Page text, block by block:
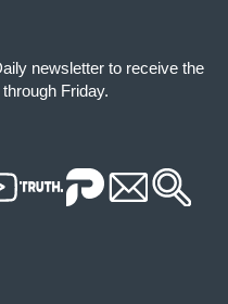
newsletter to receive the
Friday.